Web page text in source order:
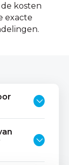
kosten
exacte